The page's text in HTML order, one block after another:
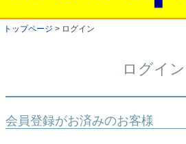
トップページ ログイン
ログイン
会員登録がお済みのお客様